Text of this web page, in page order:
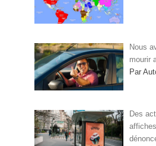
Nous
mourir
Par
Des